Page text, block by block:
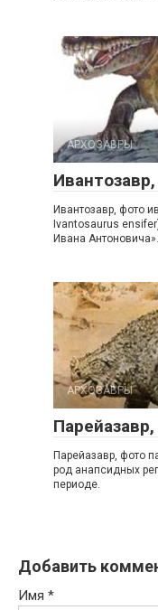
АРХОЗАВРЫ
Ивантозавр, фото
Ivantosaurus
Ивана
АРХОЗАВРЫ
Парейазавр, фото
род анапсидных
периоде.
Добавить
Имя *